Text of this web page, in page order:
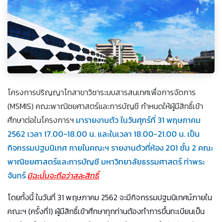
โครงการปริญญาโทสาขาวิชาระบบสารสนเทศเพื่อการจัดการ
(MSMIS) คณะพาณิชยศาสตร์และการบัญชี กำหนดให้ผู้มีสิทธิ์เข้า
ศึกษาต่อในโครงการฯ มารายงานตัว ในวันศุกร์ที่ 31 พฤษภาคม
2562 เวลา 17.00-18.00 น. และในเวลา 18.00-21.00 น. เป็น
กิจกรรมปฐมนิเทศ ภายในคณะฯ รายงานตัวที่ห้อง 201 ชั้น 2 คณะ
พาณิชยศาสตร์และการบัญชี มหาวิทยาลัยธรรมศาสตร์ ท่าพระ
จันทร์มิฉะนั้นจะถือว่าสละสิทธิ์
โดยทั้งนี้ ในวันที่ 31 พฤษภาคม 2562 จะมีกิจกรรมปฐมนิเทศน์ภายใน
คณะฯ (ครั้งที่1) ผู้มีสิทธิ์เข้าศึกษาทุกท่านต้องทำการขึ้นทะเบียนเป็น